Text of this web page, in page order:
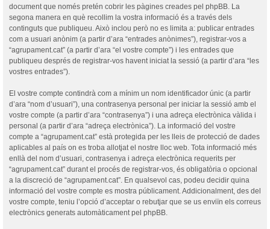
document que només pretén cobrir les pàgines creades pel phpBB. La
segona manera en què recollim la vostra informació és a través dels
continguts que publiqueu. Això inclou però no es limita a: publicar entrades
com a usuari anònim (a partir d’ara “entrades anònimes”), registrar-vos a
“agrupament.cat” (a partir d’ara “el vostre compte”) i les entrades que
publiqueu després de registrar-vos havent iniciat la sessió (a partir d’ara “les
vostres entrades”).
El vostre compte contindrà com a mínim un nom identificador únic (a partir
d’ara “nom d’usuari”), una contrasenya personal per iniciar la sessió amb el
vostre compte (a partir d’ara “contrasenya”) i una adreça electrònica vàlida i
personal (a partir d’ara “adreça electrònica”). La informació del vostre
compte a “agrupament.cat” està protegida per les lleis de protecció de dades
aplicables al país on es troba allotjat el nostre lloc web. Tota informació més
enllà del nom d’usuari, contrasenya i adreça electrònica requerits per
“agrupament.cat” durant el procés de registrar-vos, és obligatòria o opcional
a la discreció de “agrupament.cat”. En qualsevol cas, podeu decidir quina
informació del vostre compte es mostra públicament. Addicionalment, des del
vostre compte, teniu l’opció d’acceptar o rebutjar que se us enviïn els correus
electrònics generats automàticament pel phpBB.